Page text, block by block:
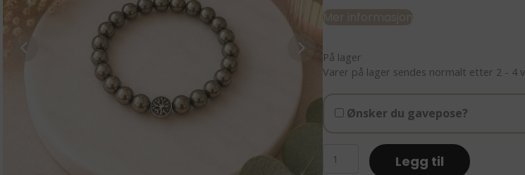
Vurdert
4.00 av 5
basert
kundevurd
ering
Mer informasjon
På lager
Varer på lager sendes normalt etter 2 - 4
Ønsker du gavepose?
Protection
Legg til